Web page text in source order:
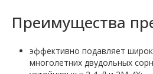
Преимущества
эффективно подавляет
многолетних двудольных